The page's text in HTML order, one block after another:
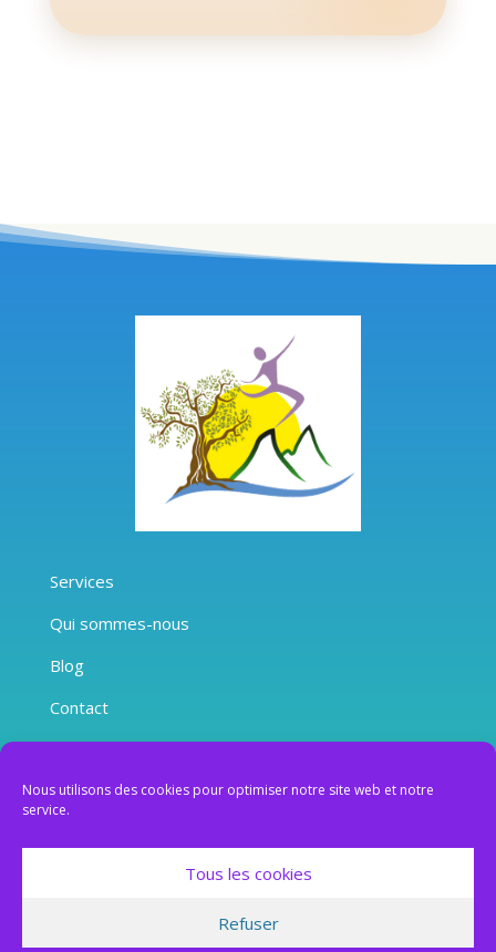
Nous utilisons des cookies pour optimiser notre site web et notre
service.
Tous les cookies
Refuser
Services
Qui sommes-nous
Blog
Contact
Conditions Générales de Vente
Déclaration cookies intégrale